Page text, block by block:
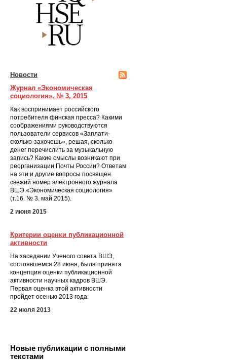
Новости
Журнал «Экономическая
социология», № 3, 2015
Как воспринимает российского
потребителя финская пресса? Какими
соображениями руководствуются
пользователи сервисов «Заплати-
сколько-захочешь», решая, сколько
денег перечислить за музыкальную
запись? Какие смыслы возникают при
реорганизации Почты России? Ответам
на эти и другие вопросы посвящен
свежий номер электронного журнала
ВШЭ «Экономическая социология»
(т.16. № 3. май 2015).
2 июня 2015
Критерии оценки публикационной
активности
На заседании Ученого совета ВШЭ,
состоявшемся 28 июня, была принята
концепция оценки публикационной
активности научных кадров ВШЭ.
Первая оценка этой активности
пройдет осенью 2013 года.
22 июля 2013
Новые публикации с полными
текстами